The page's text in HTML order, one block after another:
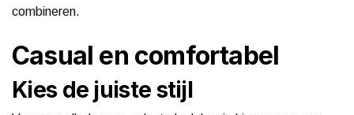
combineren.
Casual en comfortabel
Kies de juiste stijl